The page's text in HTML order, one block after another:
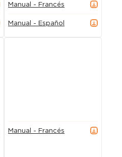
Manual - Francés
Manual - Español
Manual - Francés